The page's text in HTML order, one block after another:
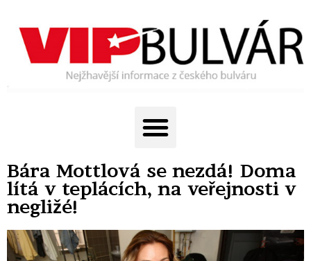
Bára Mottlová se nezdá! Doma
lítá v teplácích, na veřejnosti v
negližé!